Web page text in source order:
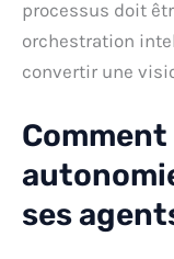
processus doit
orchestration
convertir une
ses